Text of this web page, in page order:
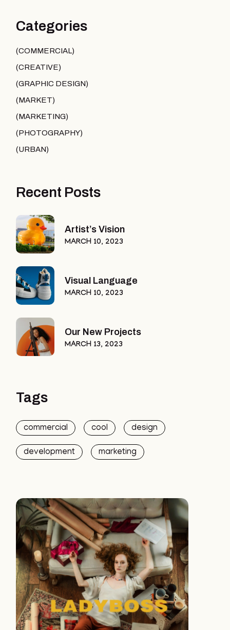
Categories
COMMERCIAL
CREATIVE
GRAPHIC DESIGN
MARKET
MARKETING
PHOTOGRAPHY
URBAN
Recent Posts
Artist’s Vision
MARCH 10, 2023
Visual Language
MARCH 10, 2023
Our New Projects
MARCH 13, 2023
Tags
commercial cool design
development marketing